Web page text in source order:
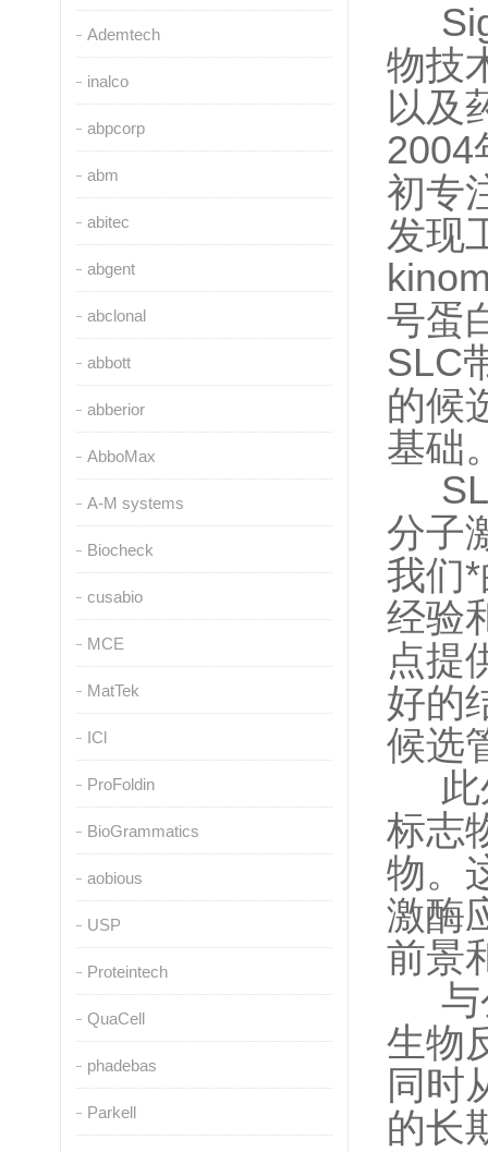
Ademtech
inalco
abpcorp
abm
abitec
abgent
abclonal
abbott
abberior
AbboMax
A-M systems
Biocheck
cusabio
MCE
MatTek
ICl
ProFoldin
BioGrammatics
aobious
USP
Proteintech
QuaCell
phadebas
Parkell
物技
以及
2004
初专
发现
号蛋
SLC
的候
基础
分子
我们
经验
点提
好的
候选
此
标志
物。
激酶
前景
与
生物
同时
的长